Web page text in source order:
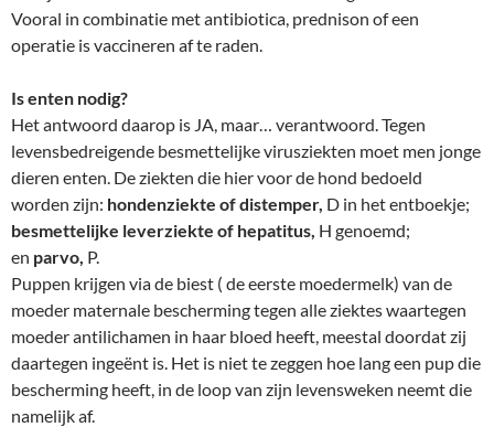
Vooral in combinatie met antibiotica, prednison of een
operatie is vaccineren af te raden.
Is enten nodig?
Het antwoord daarop is JA, maar… verantwoord. Tegen
levensbedreigende besmettelijke virusziekten moet men jonge
dieren enten. De ziekten die hier voor de hond bedoeld
worden zijn: hondenziekte of distemper, D in het entboekje;
besmettelijke leverziekte of hepatitus, H genoemd;
en parvo, P.
Puppen krijgen via de biest ( de eerste moedermelk) van de
moeder maternale bescherming tegen alle ziektes waartegen
moeder antilichamen in haar bloed heeft, meestal doordat zij
daartegen ingeënt is. Het is niet te zeggen hoe lang een pup die
bescherming heeft, in de loop van zijn levensweken neemt die
namelijk af.